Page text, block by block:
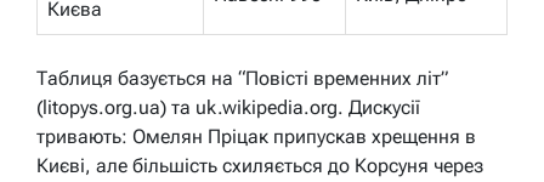
Києва
Таблиця базується на “Повісті временних літ”
(litopys.org.ua) та uk.wikipedia.org. Дискусії
тривають: Омелян Пріцак припускав хрещення в
Києві, але більшість схиляється до Корсуня через